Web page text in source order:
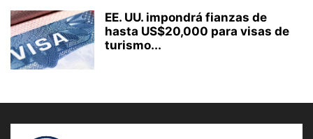
EE. UU. impondrá fianzas de
hasta US$20,000 para visas de
turismo...